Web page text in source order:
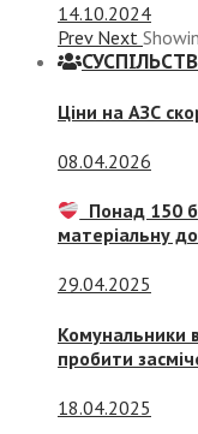
14.10.2024
Prev Next
Ціни на АЗС
08.04.2026
Понад 150
матеріальну
29.04.2025
Комунальники
пробити
18.04.2025